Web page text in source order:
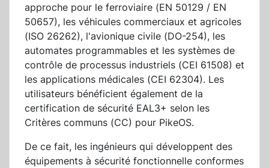
approche pour le ferroviaire (EN 50129 / EN
50657), les véhicules commerciaux et agricoles
(ISO 26262), l'avionique civile (DO-254), les
automates programmables et les systèmes de
contrôle de processus industriels (CEI 61508) et
les applications médicales (CEI 62304). Les
utilisateurs bénéficient également de la
certification de sécurité EAL3+ selon les
Critères communs (CC) pour PikeOS.
De ce fait, les ingénieurs qui développent des
équipements à sécurité fonctionnelle conformes